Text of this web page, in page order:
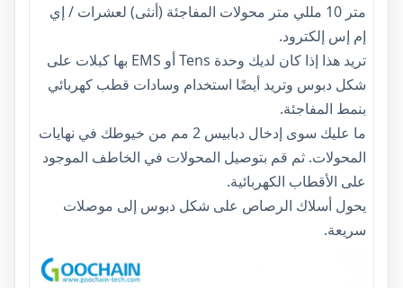
متر 10 مللي متر محولات المفاجئة (أنثى) لعشرات / إي
إم إس إلكترود.
تريد هذا إذا كان لديك وحدة Tens أو EMS بها كبلات على
شكل دبوس وتريد أيضًا استخدام وسادات قطب كهربائي
بنمط المفاجئة.
ما عليك سوى إدخال دبابيس 2 مم من خيوطك في نهايات
المحولات. ثم قم بتوصيل المحولات في الخاطف الموجود
على الأقطاب الكهربائية.
يحول أسلاك الرصاص على شكل دبوس إلى موصلات
سريعة.